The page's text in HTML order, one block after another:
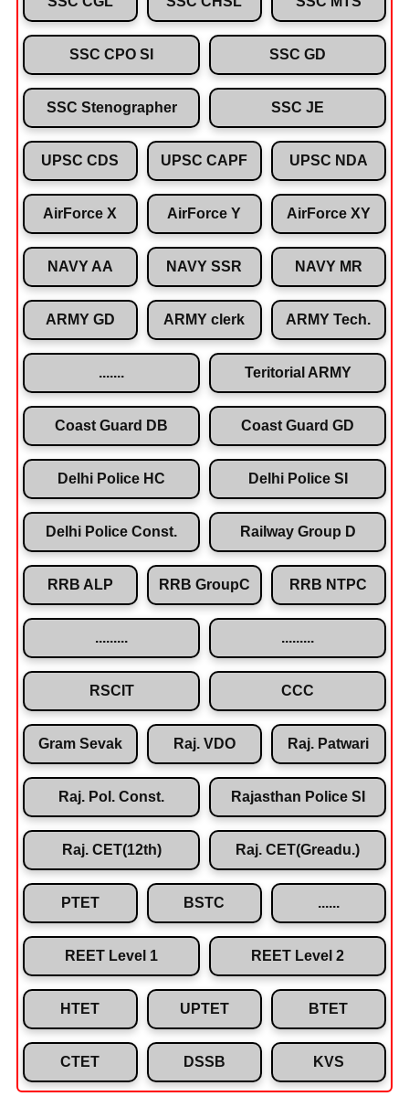
SSC CPO SI SSC GD
SSC Stenographer SSC JE
UPSC CDS UPSC CAPF UPSC NDA
AirForce X AirForce Y AirForce XY
NAVY AA NAVY SSR NAVY MR
ARMY GD ARMY clerk ARMY Tech.
Teritorial ARMY
Coast Guard DB Coast Guard GD
Delhi Police HC Delhi Police SI
Delhi Police Const. Railway Group D
RRB ALP RRB GroupC RRB NTPC
RSCIT CCC
Gram Sevak Raj. VDO Raj. Patwari
Raj. Pol. Const. Rajasthan Police SI
Raj. CET(12th) Raj. CET(Greadu.)
PTET BSTC
REET Level 1 REET Level 2
HTET UPTET BTET
CTET DSSB KVS